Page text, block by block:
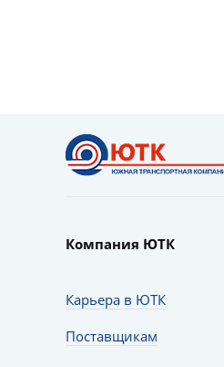
Компания ЮТК
Карьера в ЮТК
Поставщикам